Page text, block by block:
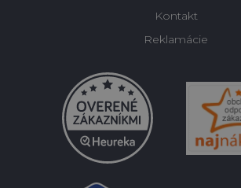
Kontakt
Reklamácie